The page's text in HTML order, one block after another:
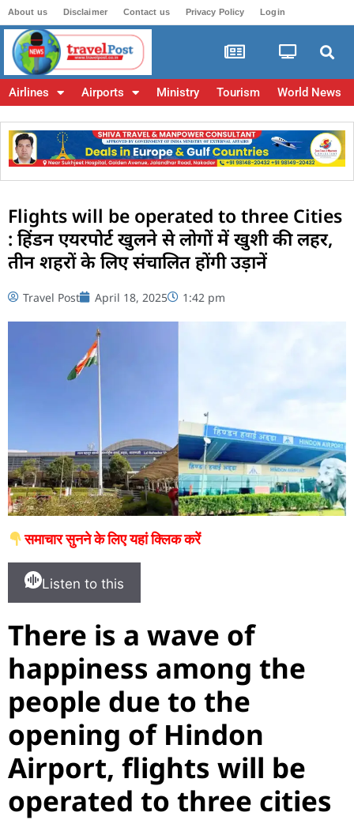
About us Disclaimer Contact us Privacy Policy Login
Airlines Airports Ministry Tourism World News
Flights will be operated to three Cities
: हिंडन एयरपोर्ट खुलने से लोगों में खुशी की लहर,
तीन शहरों के लिए संचालित होंगी उड़ानें
Travel Post April 18, 2025 1:42 pm
समाचार सुनने के लिए यहां क्लिक करें
Listen to this
There is a wave of
happiness among the
people due to the
opening of Hindon
Airport, flights will be
operated to three cities